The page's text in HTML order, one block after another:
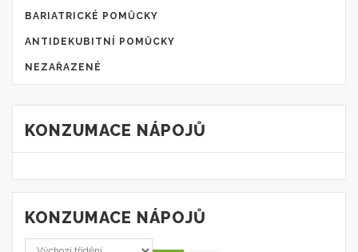
BARIATRICKÉ POMŮCKY
ANTIDEKUBITNÍ POMŮCKY
NEZAŘAZENÉ
KONZUMACE NÁPOJŮ
KONZUMACE NÁPOJŮ